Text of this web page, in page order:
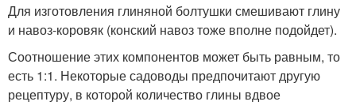
Для изготовления глиняной болтушки смешивают глину
и навоз-коровяк (конский навоз тоже вполне подойдет).
Соотношение этих компонентов может быть равным, то
есть 1:1. Некоторые садоводы предпочитают другую
рецептуру, в которой количество глины вдвое